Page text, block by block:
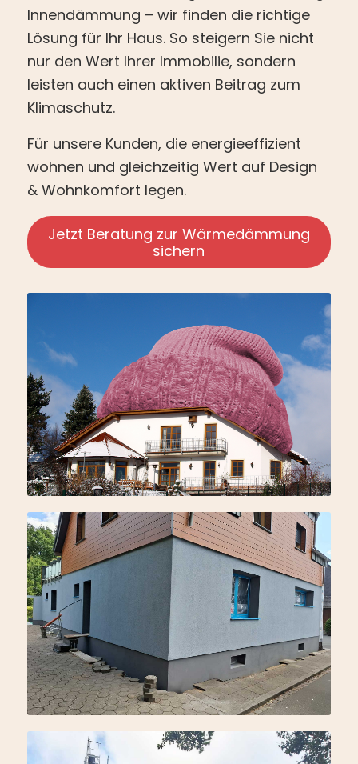
Innendämmung – wir finden die richtige
Lösung für Ihr Haus. So steigern Sie nicht
nur den Wert Ihrer Immobilie, sondern
leisten auch einen aktiven Beitrag zum
Klimaschutz.
Für unsere Kunden, die energieeffizient
wohnen und gleichzeitig Wert auf Design
& Wohnkomfort legen.
Jetzt Beratung zur Wärmedämmung
sichern